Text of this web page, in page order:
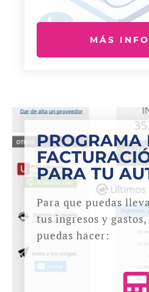
MÁS
PROGRAMA
PARA TU
Para que puedas
tus ingresos y
puedas hacer: